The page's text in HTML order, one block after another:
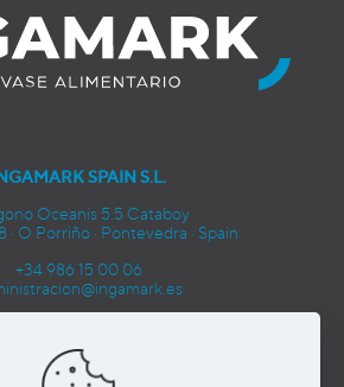
SPAIN S.L.
Oceanis 5.5 Cataboy
· O Porriño · Pontevedra · Spain
+34 986 15 00 06